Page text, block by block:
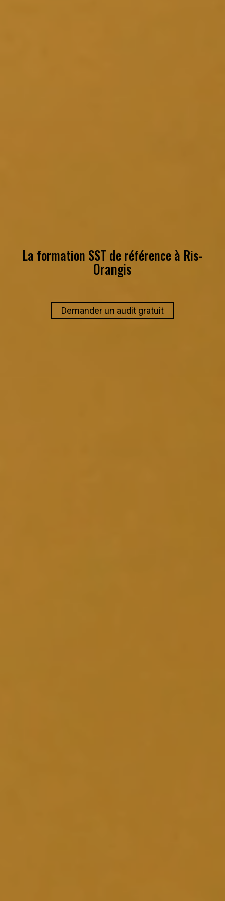
La formation SST de référence à Ris-
Orangis
Demander un audit gratuit